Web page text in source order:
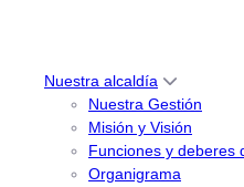
Nuestra alcaldía
Nuestra Gestión
Misión y Visión
Funciones y deberes
Organigrama